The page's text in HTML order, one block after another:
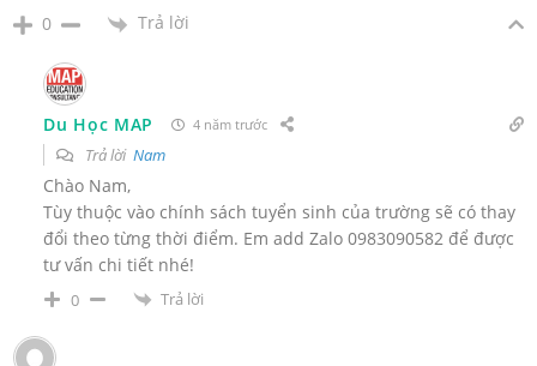
0 Trả lời
Du Học MAP 4 năm trước
Trả lời Nam
Chào Nam,
Tùy thuộc vào chính sách tuyển sinh của trường sẽ có thay
đổi theo từng thời điểm. Em add Zalo 0983090582 để được
tư vấn chi tiết nhé!
0 Trả lời